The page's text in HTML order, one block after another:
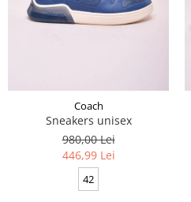
Coach
Sneakers unisex
980,00 Lei
446,99 Lei
42